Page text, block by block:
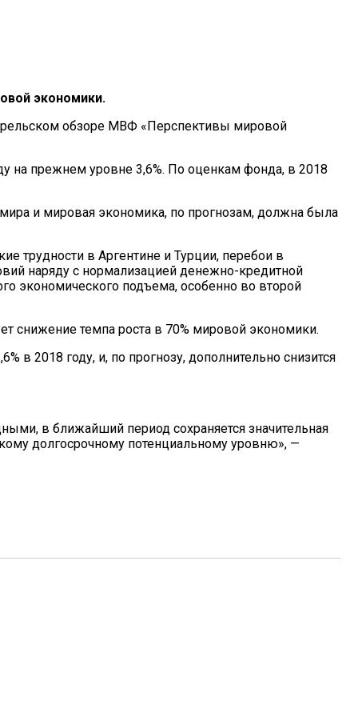
экономики.
обзоре МВФ «Перспективы мировой
на прежнем уровне 3,6%. По оценкам фонда, в 2018
и мировая экономика, по прогнозам, должна была
трудности в Аргентине и Турции, перебои в
наряду с нормализацией денежно-кредитной
экономического подъема, особенно во второй
снижение темпа роста в 70% мировой экономики.
в 2018 году, и, по прогнозу, дополнительно снизится
в ближайший период сохраняется значительная
долгосрочному потенциальному уровню», —